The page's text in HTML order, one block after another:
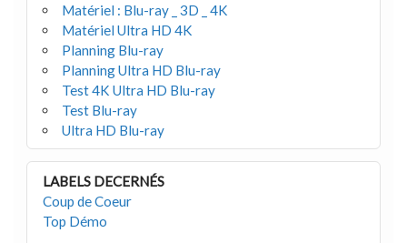
Matériel : Blu-ray _ 3D _ 4K
Matériel Ultra HD 4K
Planning Blu-ray
Planning Ultra HD Blu-ray
Test 4K Ultra HD Blu-ray
Test Blu-ray
Ultra HD Blu-ray
LABELS DECERNÉS
Coup de Coeur
Top Démo